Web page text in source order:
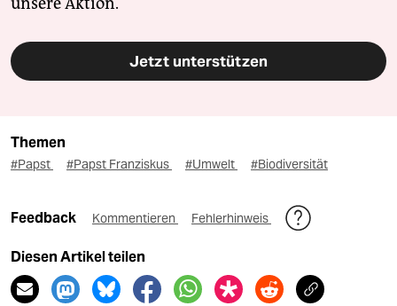
Jetzt unterstützen
Themen
#Papst #Papst Franziskus #Umwelt #Biodiversität
Feedback Kommentieren Fehlerhinweis
Diesen Artikel teilen